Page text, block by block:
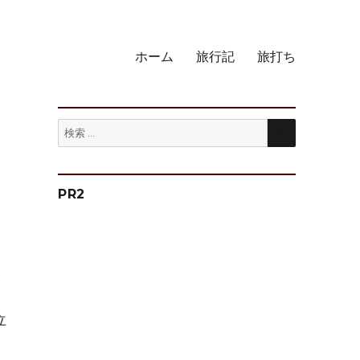
ホーム 旅行記 旅打ち
検
索:
検
PR2